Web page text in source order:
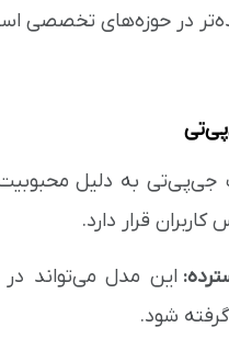
در حوزه‌های تخصصی
به دلیل محبوبیت
قرار دارد.
این مدل می‌تواند
شود.